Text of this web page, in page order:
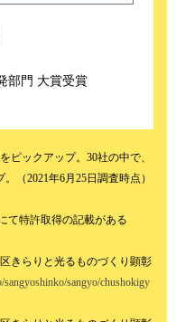
部門 大賞受賞
ピックアップ。30社の中で、
（2021年6月25日調査時点）
て特許取得の記載がある
きらりと光るものづくり顕彰
sangyo/chushokigy